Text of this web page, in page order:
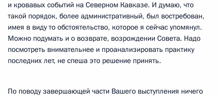
и кровавых событий на Северном Кавказе. И думаю, что
такой порядок, более административный, был востребован,
имея в виду то обстоятельство, которое я сейчас упомянул.
Можно подумать и о возврате, возрождении Совета. Надо
посмотреть внимательнее и проанализировать практику
последних лет, не спеша это решение принять.
По поводу завершающей части Вашего выступления ничего